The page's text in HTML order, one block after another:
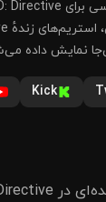
نمایش داده
Kick